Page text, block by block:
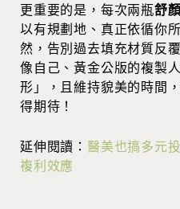
更重要的是，每次兩瓶舒
以有規劃地、真正依循你
然，告別過去填充材質反
像自己、黃金公版的複製
形」，且維持貌美的時間
得期待！
延伸閱讀： 醫美也搞多元
複利效應